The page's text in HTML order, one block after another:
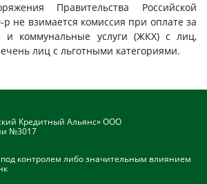
Правительства Российской
не взимается комиссия при оплате за
коммунальные услуги (ЖКХ) с лиц,
лиц с льготными категориями.
Кредитный Альянс» ООО
№3017
контролем либо значительным влиянием